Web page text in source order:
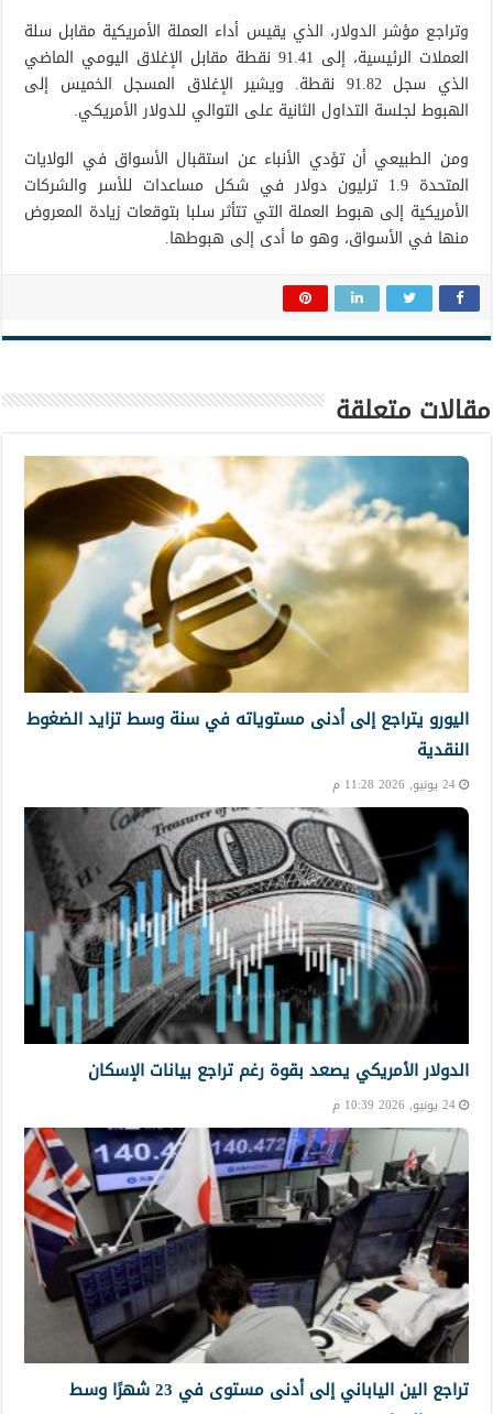
وتراجع مؤشر الدولار، الذي يقيس أداء العملة الأمريكية مقابل سلة
العملات الرئيسية، إلى 91.41 نقطة مقابل الإغلاق اليومي الماضي
الذي سجل 91.82 نقطة. ويشير الإغلاق المسجل الخميس إلى
الهبوط لجلسة التداول الثانية على التوالي للدولار الأمريكي.
ومن الطبيعي أن تؤدي الأنباء عن استقبال الأسواق في الولايات
المتحدة 1.9 ترليون دولار في شكل مساعدات للأسر والشركات
الأمريكية إلى هبوط العملة التي تتأثر سلبا بتوقعات زيادة المعروض
منها في الأسواق، وهو ما أدى إلى هبوطها.
مقالات متعلقة
اليورو يتراجع إلى أدنى مستوياته في سنة وسط تزايد الضغوط
النقدية
24 يونيو, 2026 11:28 م
الدولار الأمريكي يصعد بقوة رغم تراجع بيانات الإسكان
24 يونيو, 2026 10:39 م
تراجع الين الياباني إلى أدنى مستوى في 23 شهرًا وسط